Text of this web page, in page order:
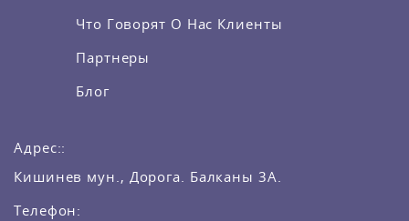
Что Говорят О Нас Клиенты
Партнеры
Блог
Адрес::
Кишинев мун., Дорога. Балканы 3A.
Телефон: